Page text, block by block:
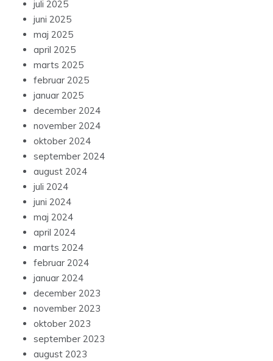
juli 2025
juni 2025
maj 2025
april 2025
marts 2025
februar 2025
januar 2025
december 2024
november 2024
oktober 2024
september 2024
august 2024
juli 2024
juni 2024
maj 2024
april 2024
marts 2024
februar 2024
januar 2024
december 2023
november 2023
oktober 2023
september 2023
august 2023